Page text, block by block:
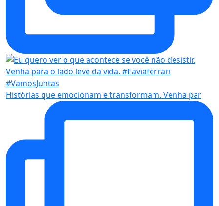
Histórias que emocionam e transformam. Venha par